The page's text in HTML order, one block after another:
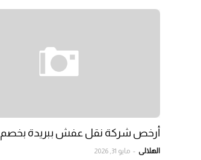
أرخص شركة نقل عفش ببريدة بخصم 35%
الهلالي - مايو 31, 2026